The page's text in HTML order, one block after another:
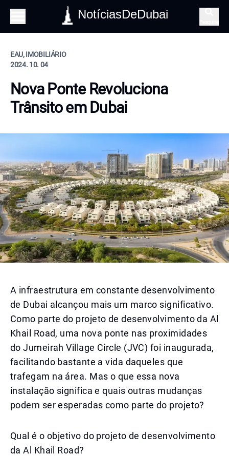
NotíciasDeDubai
EAU, IMOBILIÁRIO
2024. 10. 04
Nova Ponte Revoluciona
Trânsito em Dubai
A infraestrutura em constante desenvolvimento
de Dubai alcançou mais um marco significativo.
Como parte do projeto de desenvolvimento da Al
Khail Road, uma nova ponte nas proximidades
do Jumeirah Village Circle (JVC) foi inaugurada,
facilitando bastante a vida daqueles que
trafegam na área. Mas o que essa nova
instalação significa e quais outras mudanças
podem ser esperadas como parte do projeto?
Qual é o objetivo do projeto de desenvolvimento
da Al Khail Road?